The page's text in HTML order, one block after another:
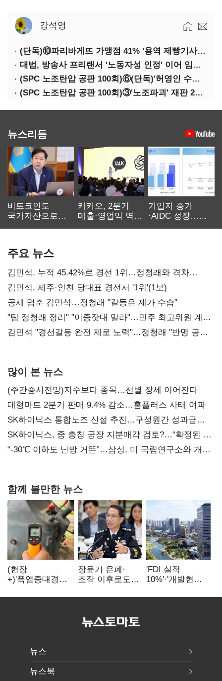
강석영
(단독)⑩파리바게뜨 가맹점 41% '용역 제빵기사 없어'…고용불안 속 브랜드가치도 '흔들'
대법, 방송사 프리랜서 '노동자성 인정' 이어 임금차별 '제동'
(SPC 노조탄압 공판 100회)⑥(단독)'허영인 수사기밀 유출' 임원, 출소하자 '억대 연봉' 고문으로
(SPC 노조탄압 공판 100회)③'노조파괴' 재판 2년 만의 증언…파리바게뜨 지회장 "허영인에 엄벌을"
뉴스리듬
비트코인도
국가자산으로…'
카카오, 2분기
매출·영업익 역대
가입자 증가
·AIDC 성장…
주요 뉴스
김민석, 누적 45.42%로 경선 1위…정청래와 격차
0.86%p(2보)
김민석, 제주·인천 당대표 경선서 '1위'(1보)
공세 멈춘 김민석…정청래 "갈등은 제가 수습"
"팀 정청래 정리" "이중잣대 말라"…민주 최고위원 계파
다툼 격화
김민석 "경선갈등 완전 제로 노력"…정청래 "반명 공세
많이 본 뉴스
(주간증시전망)지수보다 종목…선별 장세 이어진다
대형마트 2분기 판매 9.4% 감소…홈플러스 사태 여파
SK하이닉스 통합노조 신설 추진…구성원간 성과급
불만 확산
SK하이닉스, 중 충칭 공장 지분매각 검토?…“확정된 바
없어”
“-30℃ 이하도 난방 거뜬”…삼성, 미 국립연구소와 개발
함께 볼만한 뉴스
(현장
+)'폭염중대경보'
이주노동자는
장윤기 은폐·
조작 이후로도
내부비위…경찰
'FDI 실적
10%'·'개발현안
인천경제청장
뉴스
뉴스북